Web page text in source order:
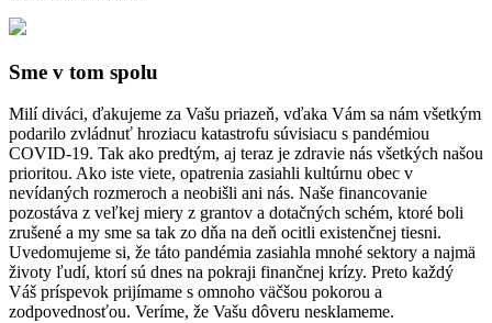
Sme v tom spolu
Milí diváci, ďakujeme za Vašu priazeň, vďaka Vám sa nám všetkým
podarilo zvládnuť hroziacu katastrofu súvisiacu s pandémiou
COVID-19. Tak ako predtým, aj teraz je zdravie nás všetkých našou
prioritou. Ako iste viete, opatrenia zasiahli kultúrnu obec v
nevídaných rozmeroch a neobišli ani nás. Naše financovanie
pozostáva z veľkej miery z grantov a dotačných schém, ktoré boli
zrušené a my sme sa tak zo dňa na deň ocitli existenčnej tiesni.
Uvedomujeme si, že táto pandémia zasiahla mnohé sektory a najmä
životy ľudí, ktorí sú dnes na pokraji finančnej krízy. Preto každý
Váš príspevok prijímame s omnoho väčšou pokorou a
zodpovednosťou. Veríme, že Vašu dôveru nesklameme.